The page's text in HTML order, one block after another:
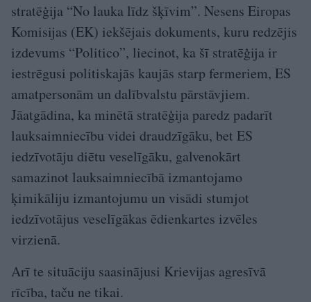
stratēģija “No lauka līdz šķīvim”. Nesens Eiropas
Komisijas (EK) iekšējais dokuments, kuru redzējis
izdevums “Politico”, liecinot, ka šī stratēģija ir
iestrēgusi politiskajās kaujās starp fermeriem, ES
amatpersonām un dalībvalstu pārstāvjiem.
Jāatgādina, ka minētā stratēģija paredz padarīt
lauksaimniecību videi draudzīgāku, bet ES
iedzīvotāju diētu veselīgāku, galvenokārt
samazinot lauksaimniecībā izmantojamo
ķimikāliju izmantojumu un visādi stumjot
iedzīvotājus veselīgākas ēdienkartes izvēles
virzienā.
Arī te situāciju saasinājusi Krievijas agresīvā
rīcība, taču ne tikai.